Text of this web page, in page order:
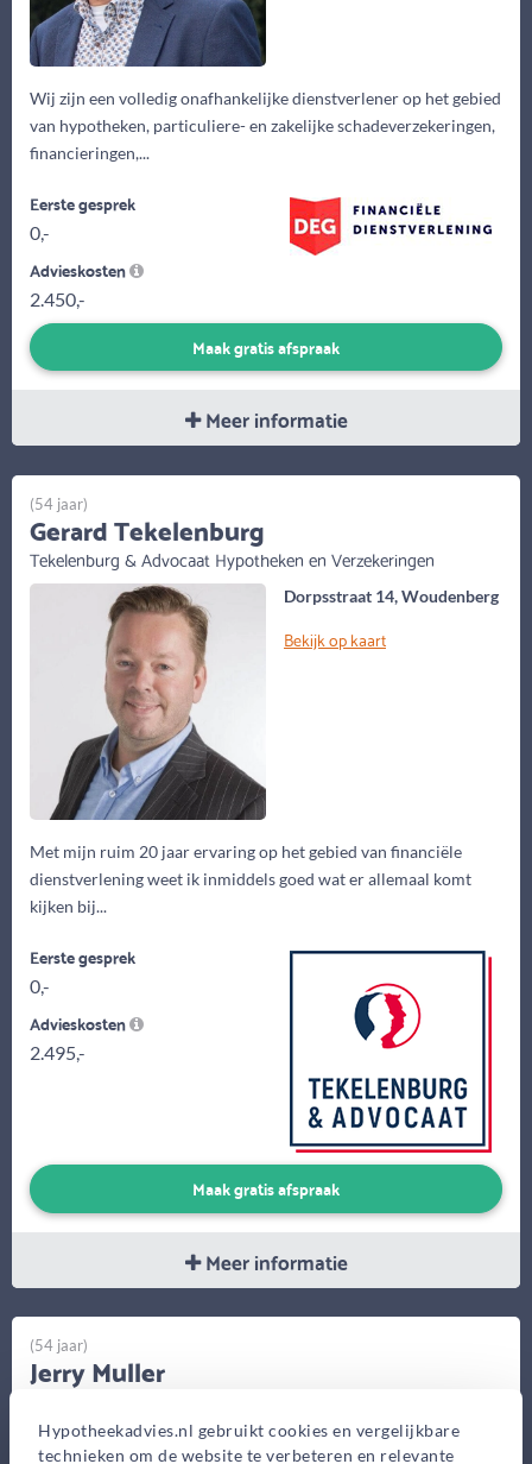
Hypotheekadvies.nl gebruikt cookies en vergelijkbare
technieken om de website te verbeteren en relevante
Wij zijn een volledig onafhankelijke dienstverlener op het gebied
van hypotheken, particuliere- en zakelijke schadeverzekeringen,
financieringen,...
Eerste gesprek
0,-
Advieskosten
2.450,-
Maak gratis afspraak
Meer informatie
Dorpsstraat 14, Woudenberg
Bekijk op kaart
Met mijn ruim 20 jaar ervaring op het gebied van financiële
dienstverlening weet ik inmiddels goed wat er allemaal komt
kijken bij...
(54 jaar)
Gerard Tekelenburg
Tekelenburg & Advocaat Hypotheken en Verzekeringen
Eerste gesprek
0,-
Advieskosten
2.495,-
Maak gratis afspraak
Meer informatie
Lucasbolwerk 6, Utrecht
(54 jaar)
Jerry Muller